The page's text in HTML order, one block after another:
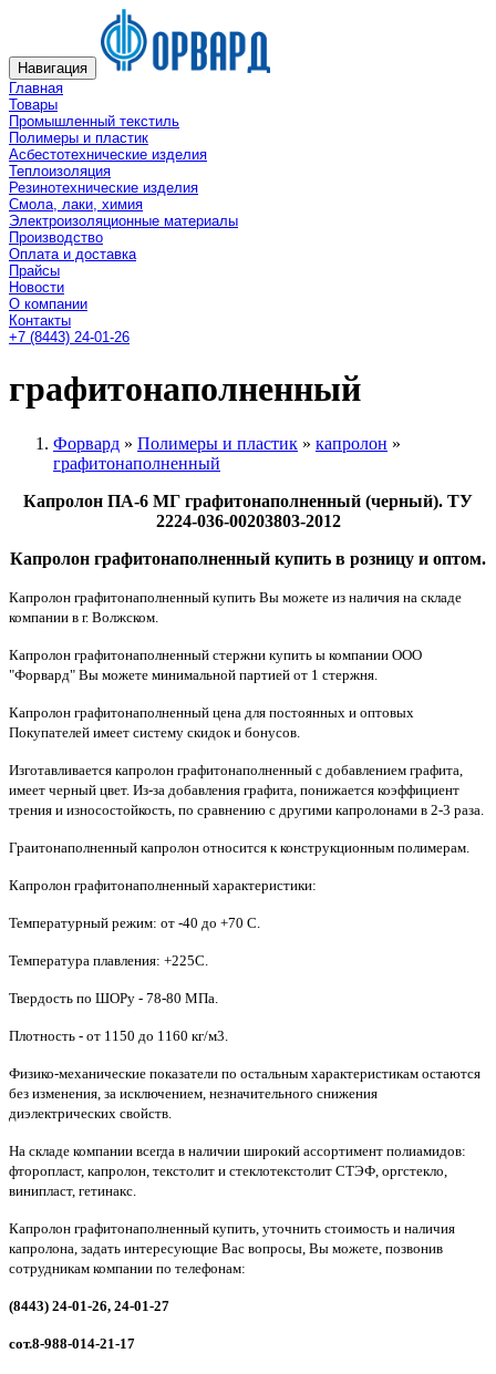
Навигация
Главная
Товары
Промышленный текстиль
Полимеры и пластик
Асбестотехнические изделия
Теплоизоляция
Резинотехнические изделия
Смола, лаки, химия
Электроизоляционные материалы
Производство
Оплата и доставка
Прайсы
Новости
О компании
Контакты
+7 (8443) 24-01-26
графитонаполненный
Форвард » Полимеры и пластик » капролон »
графитонаполненный
Капролон ПА-6 МГ графитонаполненный (черный). ТУ
2224-036-00203803-2012
Капролон графитонаполненный купить в розницу и оптом.
Капролон графитонаполненный купить Вы можете из наличия на складе
компании в г. Волжском.
Капролон графитонаполненный стержни купить ы компании ООО
"Форвард" Вы можете минимальной партией от 1 стержня.
Капролон графитонаполненный цена для постоянных и оптовых
Покупателей имеет систему скидок и бонусов.
Изготавливается капролон графитонаполненный с добавлением графита,
имеет черный цвет. Из-за добавления графита, понижается коэффициент
трения и износостойкость, по сравнению с другими капролонами в 2-3 раза.
Граитонаполненный капролон относится к конструкционным полимерам.
Капролон графитонаполненный характеристики:
Температурный режим: от -40 до +70 С.
Температура плавления: +225С.
Твердость по ШОРу - 78-80 МПа.
Плотность - от 1150 до 1160 кг/м3.
Физико-механические показатели по остальным характеристикам остаются
без изменения, за исключением, незначительного снижения
диэлектрических свойств.
На складе компании всегда в наличии широкий ассортимент полиамидов:
фторопласт, капролон, текстолит и стеклотекстолит СТЭФ, оргстекло,
винипласт, гетинакс.
Капролон графитонаполненный купить, уточнить стоимость и наличия
капролона, задать интересующие Вас вопросы, Вы можете, позвонив
сотрудникам компании по телефонам:
(8443) 24-01-26, 24-01-27
сот.8-988-014-21-17